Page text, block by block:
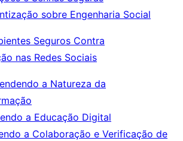
sobre Engenharia Social
Seguros Contra
nas Redes Sociais
a Natureza da
a Educação Digital
a Colaboração e Verificação de